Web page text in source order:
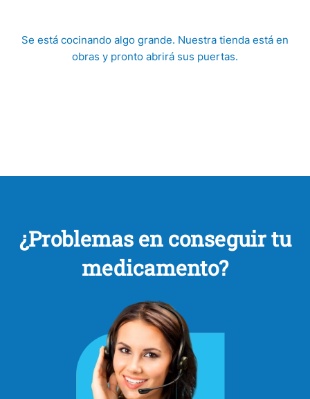
Se está cocinando algo grande. Nuestra tienda está en
obras y pronto abrirá sus puertas.
¿Problemas en conseguir tu
medicamento?